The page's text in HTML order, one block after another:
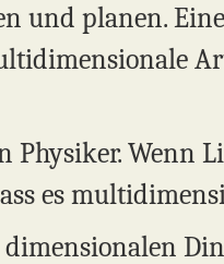
und planen.
Wenn
es